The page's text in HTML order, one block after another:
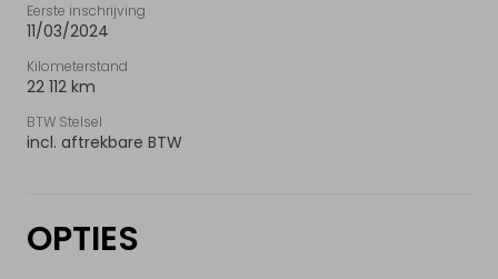
Eerste inschrijving
11/03/2024
Kilometerstand
22 112 km
BTW Stelsel
incl. aftrekbare BTW
OPTIES